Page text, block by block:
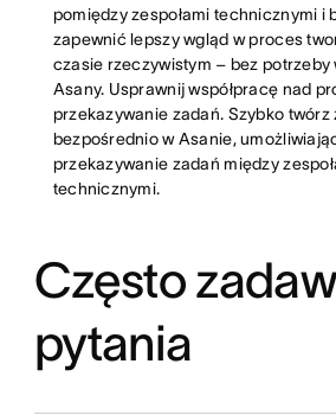
pomiędzy zespołami technicznymi i
zapewnić lepszy wgląd w proces
czasie rzeczywistym – bez potrzeby
Asany. Usprawnij współpracę nad
przekazywanie zadań. Szybko twórz
bezpośrednio w Asanie,
przekazywanie zadań między
technicznymi.
Często
pytania